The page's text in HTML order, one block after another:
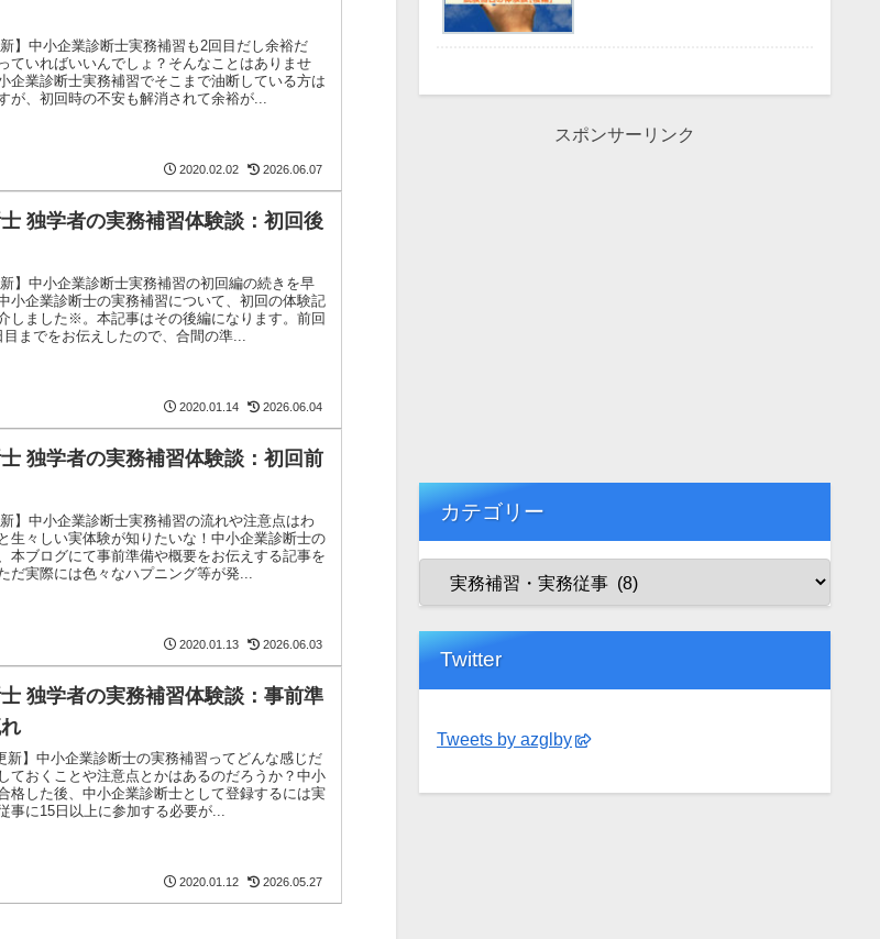
新】中小企業診断士実務補習も2回目だし余裕だ
ていればいいんでしょ？そんなことはありませ
業診断士実務補習でそこまで油断している方は
が、初回時の不安も解消されて余裕が...
2020.02.02 2026.06.07
独学者の実務補習体験談：初回後
新】中小企業診断士実務補習の初回編の続きを早
小企業診断士の実務補習について、初回の体験記
しました※。本記事はその後編になります。前回
までをお伝えしたので、合間の準...
2020.01.14 2026.06.04
独学者の実務補習体験談：初回前
新】中小企業診断士実務補習の流れや注意点はわ
生々しい実体験が知りたいな！中小企業診断士の
本ブログにて事前準備や概要をお伝えする記事を
実際には色々なハプニング等が発...
2020.01.13 2026.06.03
独学者の実務補習体験談：事前準
新】中小企業診断士の実務補習ってどんな感じだ
ておくことや注意点とかはあるのだろうか？中小
格した後、中小企業診断士として登録するには実
事に15日以上に参加する必要が...
2020.01.12 2026.05.27
スポンサーリンク
カテゴリー
Twitter
Tweets by azglby